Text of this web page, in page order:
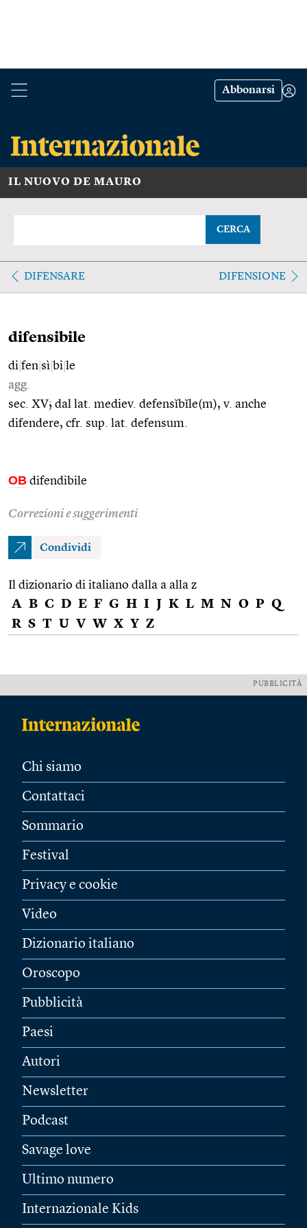
Abbonarsi
IL NUOVO DE MAURO
CERCA
DIFENSARE DIFENSIONE
difensibile
di fen sì bi le
agg.
sec. XV; dal lat. mediev. defensĭbĭle(m), v. anche
difendere, cfr. sup. lat. defensum.
OB difendibile
Correzioni e suggerimenti
Condividi
Il dizionario di italiano dalla a alla z
A B C D E F G H I J K L M N O P Q
R S T U V W X Y Z
PUBBLICITÀ
Chi siamo
Contattaci
Sommario
Festival
Privacy e cookie
Video
Dizionario italiano
Oroscopo
Pubblicità
Paesi
Autori
Newsletter
Podcast
Savage love
Ultimo numero
Internazionale Kids